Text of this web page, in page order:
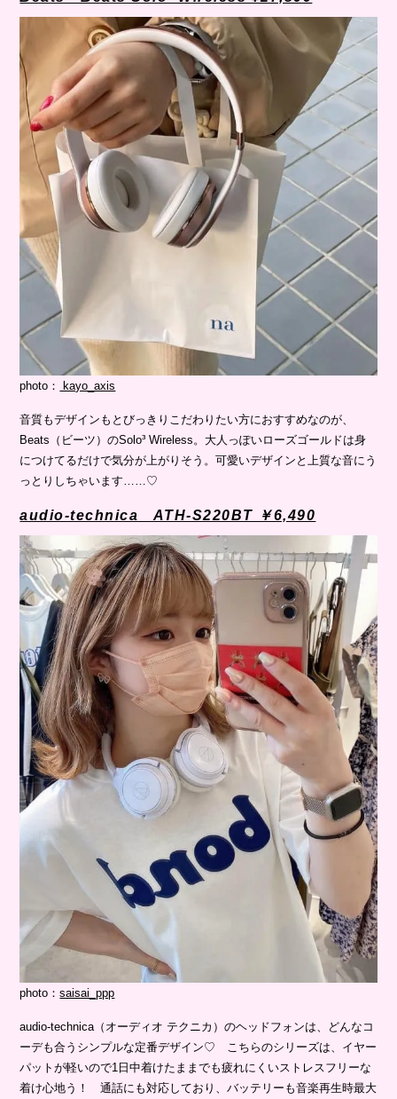
photo： kayo_axis
音質もデザインもとびっきりこだわりたい方におすすめなのが、
Beats（ビーツ）のSolo³ Wireless。大人っぽいローズゴールドは身
につけてるだけで気分が上がりそう。可愛いデザインと上質な音にう
っとりしちゃいます……♡
audio-technica ATH-S220BT ￥6,490
photo：saisai_ppp
audio-technica（オーディオ テクニカ）のヘッドフォンは、どんなコ
ーデも合うシンプルな定番デザイン♡ こちらのシリーズは、イヤー
パットが軽いので1日中着けたままでも疲れにくいストレスフリーな
着け心地う！ 通話にも対応しており、バッテリーも音楽再生時最大